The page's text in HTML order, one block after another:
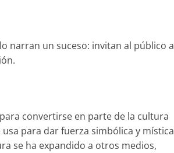
narran un suceso: invitan al público a
convertirse en parte de la cultura
para dar fuerza simbólica y mística
se ha expandido a otros medios,